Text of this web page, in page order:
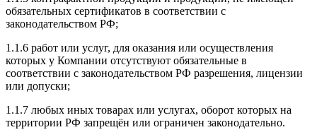
обязательных сертификатов в соответствии с
законодательством РФ;
1.1.6 работ или услуг, для оказания или осуществления
которых у Компании отсутствуют обязательные в
соответствии с законодательством РФ разрешения, лицензии
или допуски;
1.1.7 любых иных товарах или услугах, оборот которых на
территории РФ запрещён или ограничен законодательно.